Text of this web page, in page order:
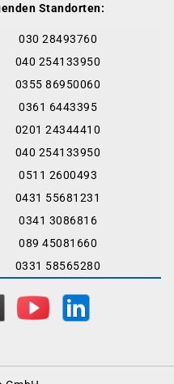
Standorten:
030 28493760
040 254133950
0355 86950060
0361 6443395
0201 24344410
040 254133950
0511 2600493
0431 55681231
0341 3086816
089 45081660
0331 58565280